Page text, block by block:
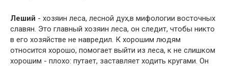
Леший - хозяин леса, лесной дух,в мифологии восточных
славян. Это главный хозяин леса, он следит, чтобы никто
в его хозяйстве не навредил. К хорошим людям
относится хорошо, помогает выйти из леса, к не слишком
хорошим - плохо: путает, заставляет ходить кругами. Он